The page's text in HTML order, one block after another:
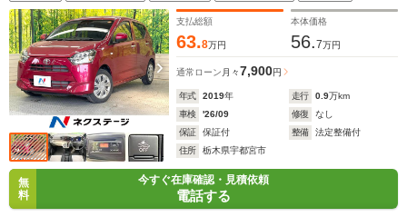
支払総額
63.8万円
本体価格
56.7万円
通常ローン 月々7,900円
年式 2019年 走行 0.9万km
車検
'26/09 修復
なし
保証
保証付 整備
法定整備付
住所
栃木県宇都宮市
無
料
今すぐ在庫確認・見積依頼
電話する